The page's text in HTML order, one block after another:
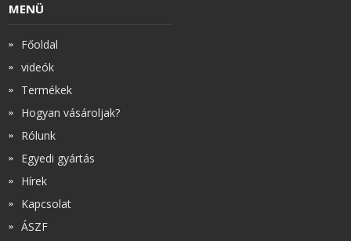
MENÜ
Főoldal
videók
Termékek
Hogyan vásároljak?
Rólunk
Egyedi gyártás
Hírek
Kapcsolat
ÁSZF